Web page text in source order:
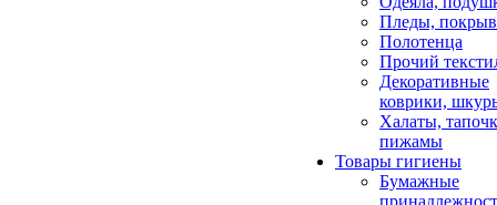
Пледы,
Полотенца
Прочий
Декоративные
коврики,
Халаты,
пижамы
Товары гигиены
Бумажные